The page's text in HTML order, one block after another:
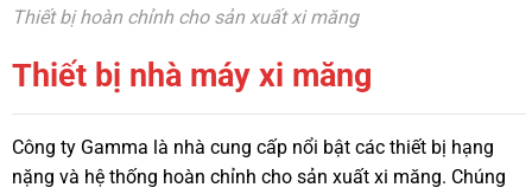
Thiết bị hoàn chỉnh cho sản xuất xi măng
Thiết bị nhà máy xi măng
Công ty Gamma là nhà cung cấp nổi bật các thiết bị hạng
nặng và hệ thống hoàn chỉnh cho sản xuất xi măng. Chúng